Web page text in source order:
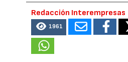
Redacción Interempresas
1961